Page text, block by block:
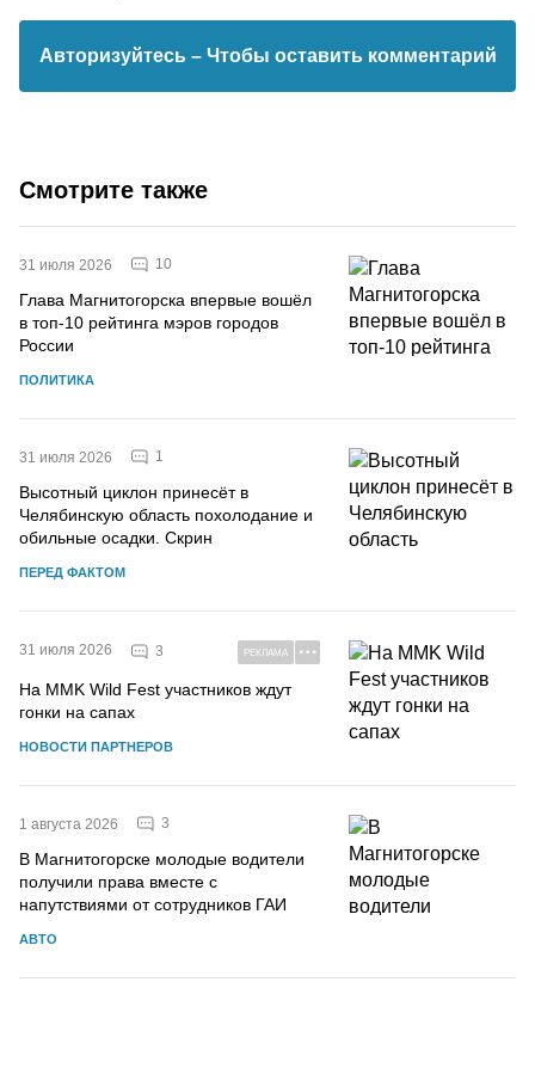
Авторизуйтесь – Чтобы оставить комментарий
Смотрите также
31 июля 2026 10
Глава Магнитогорска впервые вошёл
в топ-10 рейтинга мэров городов
России
ПОЛИТИКА
31 июля 2026 1
Высотный циклон принесёт в
Челябинскую область похолодание и
обильные осадки. Скрин
ПЕРЕД ФАКТОМ
31 июля 2026 3 РЕКЛАМА
На MMK Wild Fest участников ждут
гонки на сапах
НОВОСТИ ПАРТНЕРОВ
1 августа 2026 3
В Магнитогорске молодые водители
получили права вместе с
напутствиями от сотрудников ГАИ
АВТО